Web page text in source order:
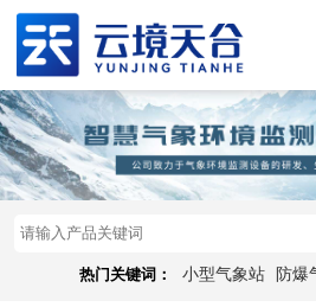
热门关键词： 小型气象站 防爆